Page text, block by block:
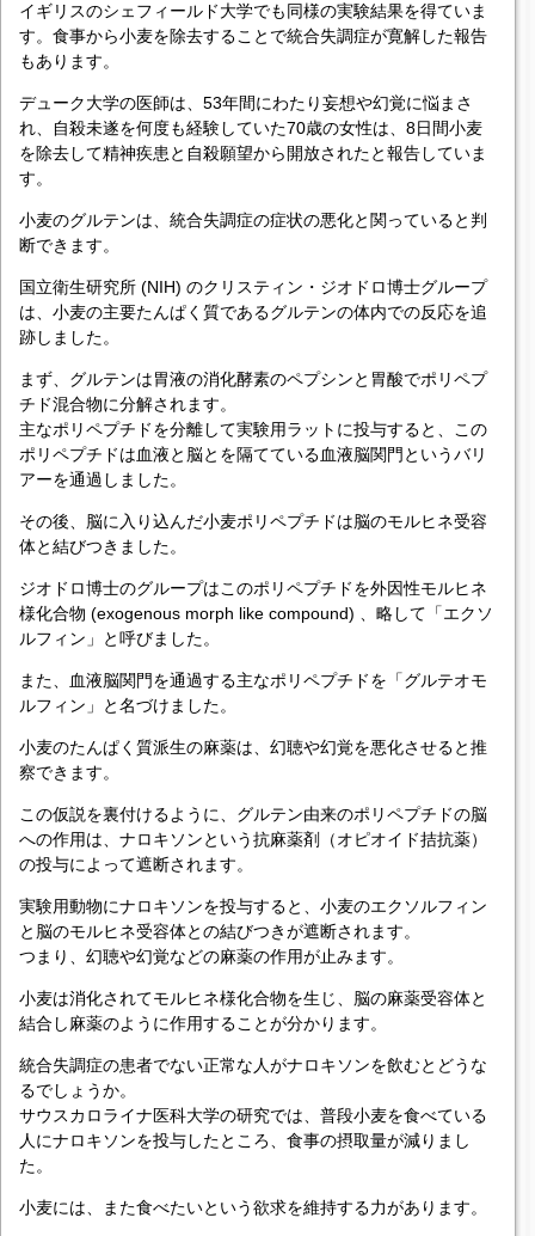
イギリスのシェフィールド大学でも同様の実験結果を得ていま
す。食事から小麦を除去することで統合失調症が寛解した報告
もあります。
デューク大学の医師は、53年間にわたり妄想や幻覚に悩まさ
れ、自殺未遂を何度も経験していた70歳の女性は、8日間小麦
を除去して精神疾患と自殺願望から開放されたと報告していま
す。
小麦のグルテンは、統合失調症の症状の悪化と関っていると判
断できます。
国立衛生研究所 (NIH) のクリスティン・ジオドロ博士グループ
は、小麦の主要たんぱく質であるグルテンの体内での反応を追
跡しました。
まず、グルテンは胃液の消化酵素のペプシンと胃酸でポリペプ
チド混合物に分解されます。
主なポリペプチドを分離して実験用ラットに投与すると、この
ポリペプチドは血液と脳とを隔てている血液脳関門というバリ
アーを通過しました。
その後、脳に入り込んだ小麦ポリペプチドは脳のモルヒネ受容
体と結びつきました。
ジオドロ博士のグループはこのポリペプチドを外因性モルヒネ
様化合物 (exogenous morph like compound) 、略して「エクソ
ルフィン」と呼びました。
また、血液脳関門を通過する主なポリペプチドを「グルテオモ
ルフィン」と名づけました。
小麦のたんぱく質派生の麻薬は、幻聴や幻覚を悪化させると推
察できます。
この仮説を裏付けるように、グルテン由来のポリペプチドの脳
への作用は、ナロキソンという抗麻薬剤（オピオイド拮抗薬）
の投与によって遮断されます。
実験用動物にナロキソンを投与すると、小麦のエクソルフィン
と脳のモルヒネ受容体との結びつきが遮断されます。
つまり、幻聴や幻覚などの麻薬の作用が止みます。
小麦は消化されてモルヒネ様化合物を生じ、脳の麻薬受容体と
結合し麻薬のように作用することが分かります。
統合失調症の患者でない正常な人がナロキソンを飲むとどうな
るでしょうか。
サウスカロライナ医科大学の研究では、普段小麦を食べている
人にナロキソンを投与したところ、食事の摂取量が減りまし
た。
小麦には、また食べたいという欲求を維持する力があります。